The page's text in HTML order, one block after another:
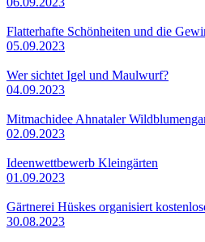
Flatterhafte Schönheiten und die
05.09.2023
Wer sichtet Igel und Maulwurf?
04.09.2023
Mitmachidee Ahnataler
02.09.2023
Ideenwettbewerb Kleingärten
01.09.2023
Gärtnerei Hüskes organisiert
30.08.2023